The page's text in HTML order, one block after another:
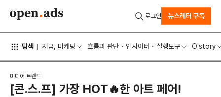
탐색 지금, 마케팅 흐름과 판단 인사이터 실행도구 O'story
로그인 뉴스레터 구독
미디어 트렌드
[콘.스.프] 가장 HOT🔥한 아트 페어!